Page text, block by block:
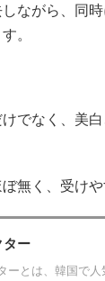
ながら、同
。
でなく、美
無く、受け
ター
ーとは、韓国で